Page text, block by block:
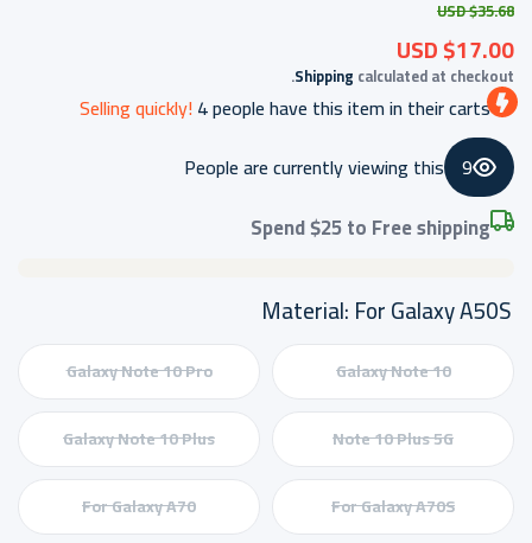
$35.68 USD
$17.00 USD
Shipping calculated at checkout.
Selling quickly!4people have this item in their carts
9
People are currently viewing this
Spend$25to Free shipping
Material:For Galaxy A50S
Galaxy Note 10
Galaxy Note 10 Pro
Note 10 Plus 5G
Galaxy Note 10 Plus
For Galaxy A70S
For Galaxy A70